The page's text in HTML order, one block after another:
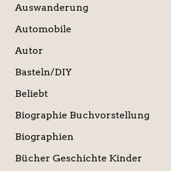
Auswanderung
Automobile
Autor
Basteln/DIY
Beliebt
Biographie Buchvorstellung
Biographien
Bücher Geschichte Kinder